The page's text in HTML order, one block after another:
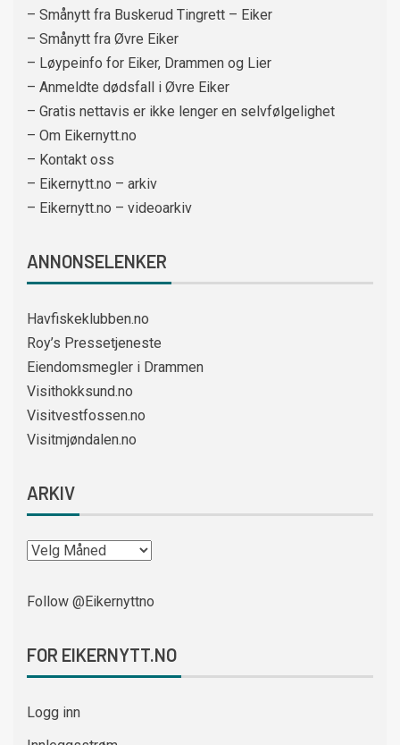
– Smånytt fra Buskerud Tingrett – Eiker
– Smånytt fra Øvre Eiker
– Løypeinfo for Eiker, Drammen og Lier
– Anmeldte dødsfall i Øvre Eiker
– Gratis nettavis er ikke lenger en selvfølgelighet
– Om Eikernytt.no
– Kontakt oss
– Eikernytt.no – arkiv
– Eikernytt.no – videoarkiv
ANNONSELENKER
Havfiskeklubben.no
Roy’s Pressetjeneste
Eiendomsmegler i Drammen
Visithokksund.no
Visitvestfossen.no
Visitmjøndalen.no
ARKIV
Follow @Eikernyttno
FOR EIKERNYTT.NO
Logg inn